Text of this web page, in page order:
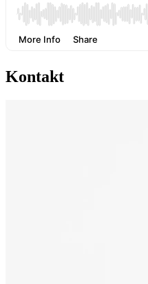
Kontakt